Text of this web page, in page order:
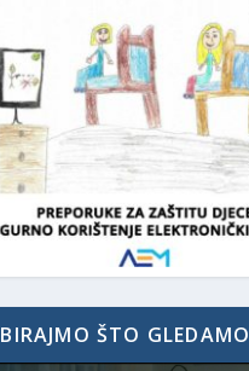
BIRAJMO ŠTO GLEDAMO